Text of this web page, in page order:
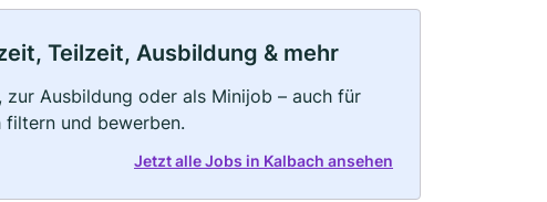
Teilzeit, Ausbildung & mehr
Ausbildung oder als Minijob – auch für
filtern und bewerben.
Jetzt alle Jobs in Kalbach ansehen